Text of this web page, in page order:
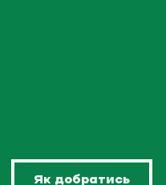
Як добратись